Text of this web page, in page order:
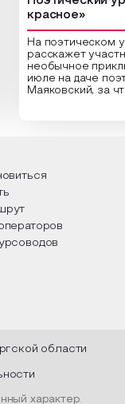
красное»
На поэтическом
расскажет
необычное
июле на даче
Маяковский, за
Твардовского и
каждой строчке
восхищение
яркому времени
области
характер.